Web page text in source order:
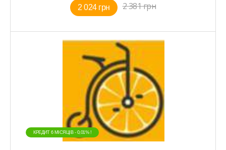
2 024 грн 2 381 грн
КРЕДИТ 6 МIСЯЦIВ - 0,01% !